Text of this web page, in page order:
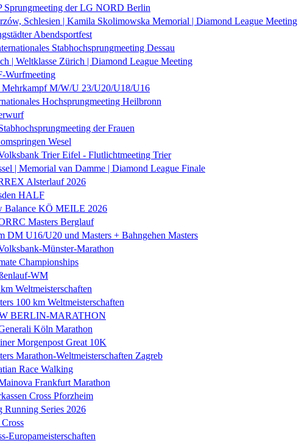
Sprungmeeting der LG NORD Berlin
Schlesien | Kamila Skolimowska Memorial | Diamond League Meeting
Abendsportfest
Stabhochsprungmeeting Dessau
| Weltklasse Zürich | Diamond League Meeting
Wurfmeeting
M/W/U 23/U20/U18/U16
Hochsprungmeeting Heilbronn
der Frauen
Wesel
Trier Eifel - Flutlichtmeeting Trier
| Memorial van Damme | Diamond League Finale
Alsterlauf 2026
HALF
Balance KÖ MEILE 2026
Masters Berglauf
DM U16/U20 und Masters + Bahngehen Masters
Münster-Marathon
Championships
WM
Weltmeisterschaften
100 km Weltmeisterschaften
BERLIN-MARATHON
Köln Marathon
Morgenpost Great 10K
Marathon-Weltmeisterschaften Zagreb
Race Walking
Frankfurt Marathon
Cross Pforzheim
Running Series 2026
Europameisterschaften